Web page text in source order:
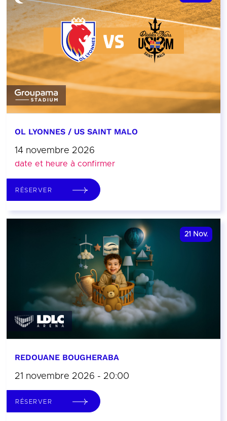
OL LYONNES / US SAINT MALO
14 novembre 2026
date et heure à confirmer
RÉSERVER
21 Nov.
REDOUANE BOUGHERABA
21 novembre 2026 - 20:00
RÉSERVER